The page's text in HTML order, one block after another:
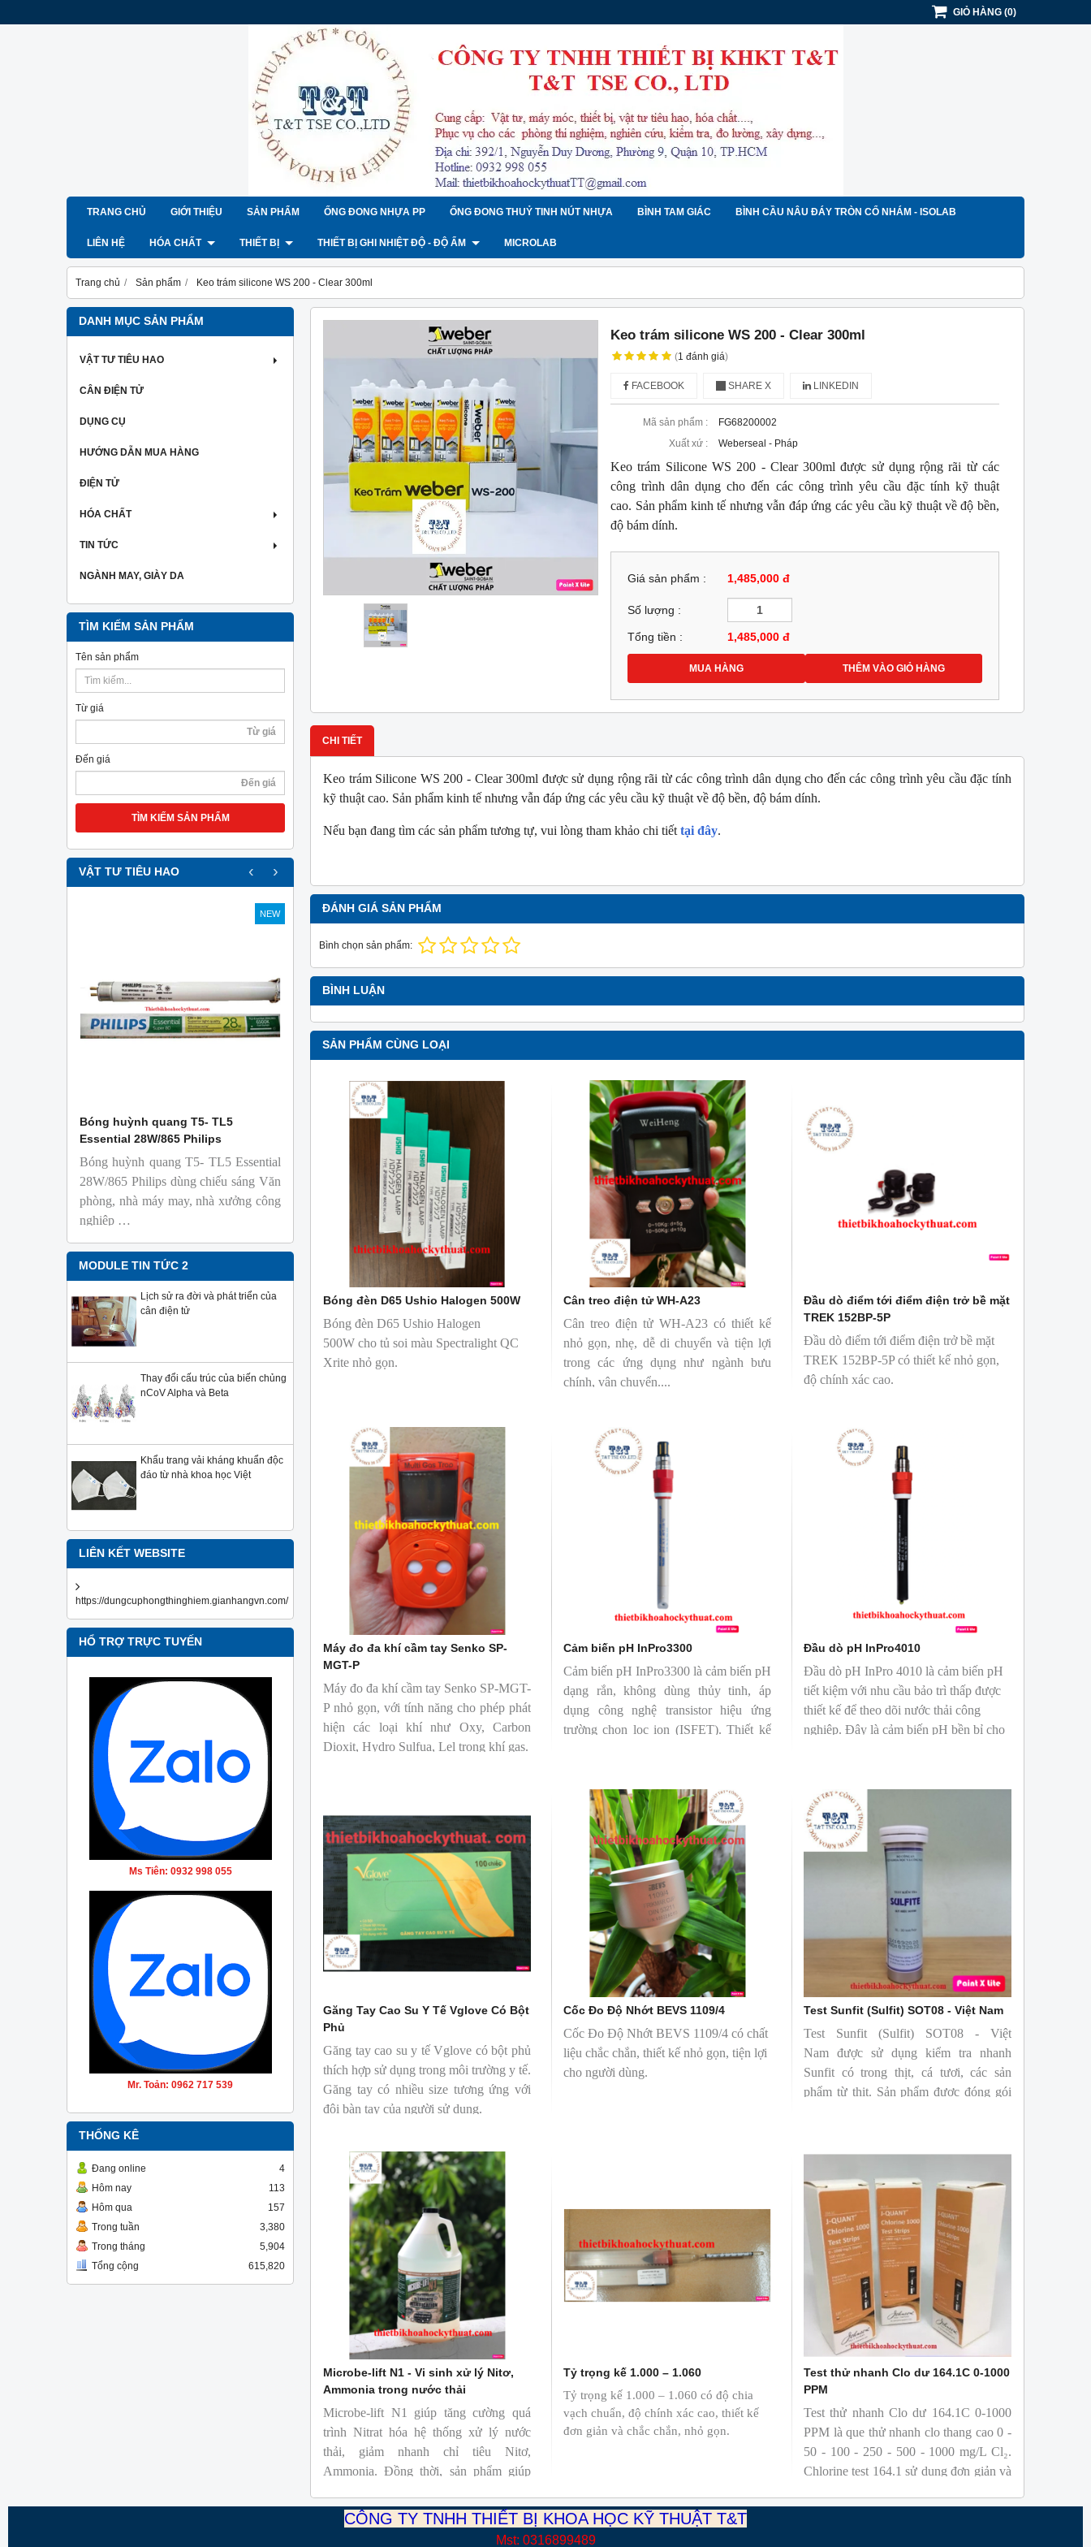
GIỎ HÀNG (0)
TRANG CHỦ GIỚI THIỆU SẢN PHẨM ỐNG ĐONG NHỰA PP ỐNG ĐONG THUỶ TINH NÚT NHỰA BÌNH TAM GIÁC BÌNH CẦU NÂU ĐÁY TRÒN CỔ NHÁM - ISOLAB
LIÊN HỆ HÓA CHẤT THIẾT BỊ THIẾT BỊ GHI NHIỆT ĐỘ - ĐỘ ẨM MICROLAB
Trang chủ Sản phẩm Keo trám silicone WS 200 - Clear 300ml
DANH MỤC SẢN PHẨM
VẬT TƯ TIÊU HAO
CÂN ĐIỆN TỬ
DỤNG CỤ
HƯỚNG DẪN MUA HÀNG
ĐIỆN TỬ
HÓA CHẤT
TIN TỨC
NGÀNH MAY, GIÀY DA
TÌM KIẾM SẢN PHẨM
Tên sản phẩm
Từ giá
Đến giá
TÌM KIẾM SẢN PHẨM
VẬT TƯ TIÊU HAO
NEW
Bóng huỳnh quang T5- TL5
Essential 28W/865 Philips
Bóng huỳnh quang T5- TL5 Essential
28W/865 Philips dùng chiếu sáng Văn
phòng, nhà máy may, nhà xưởng công
nghiệp …
Bóng đèn soi màu TL-D 90 Graphica
18W/965 T8 Philips
TL-D 90 Graphica 18W/965 mô
phỏng tương đương với ánh sáng tự
Với độ hoàn màu cực cao nên được
sử dụng để So Màu, Kiểm Màu
Sản phẩm được sản xuất bởi hãng
Bóng đèn soi màu TL-D 90 Graphica
18W/950 T8 Philips
TL-D 90 Graphica 18W/950 mô
phỏng tương đương với ánh sáng tự
Với độ hoàn màu cực cao nên được
sử dụng để So Màu, Kiểm Màu
Sản phẩm được sản xuất bởi hãng
Philips, xuất xứ Ba lan
Bóng đèn soi màu TL-D 36W BLB
ra tia UVA , ánh sáng xanh tím,
bước sóng 300-400nm
Sản phẩm được sản xuất bởi hãng
Philips, xuất xứ
‹ ›
MODULE TIN TỨC 2
Lịch sử ra đời và phát triển của
cân điện tử
Thay đổi cấu trúc của biến chủng
nCoV Alpha và Beta
Khẩu trang vải kháng khuẩn độc
đáo từ nhà khoa học Việt
LIÊN KẾT WEBSITE
https://dungcuphongthinghiem.gianhangvn.com/
HỔ TRỢ TRỰC TUYẾN
Ms Tiên: 0932 998 055
Mr. Toản: 0962 717 539
THỐNG KÊ
Đang online
4
Hôm nay
113
Hôm qua
157
Trong tuần
3,380
Trong tháng
5,904
Tổng cộng
615,820
Keo trám silicone WS 200 - Clear 300ml
(1đánh giá)
FACEBOOK SHARE X LINKEDIN
Mã sản phẩm :
FG68200002
Xuất xứ :
Weberseal - Pháp
Keo trám Silicone WS 200 - Clear 300ml được sử dụng rộng rãi từ các
công trình dân dụng cho đến các công trình yêu cầu đặc tính kỹ thuật
cao. Sản phẩm kinh tế nhưng vẫn đáp ứng các yêu cầu kỹ thuật về độ bền,
độ bám dính.
Giá sản phẩm : 1,485,000 đ
Số lượng :
Tổng tiền : 1,485,000 đ
MUA HÀNG THÊM VÀO GIỎ HÀNG
CHI TIẾT
Keo trám Silicone WS 200 - Clear 300ml được sử dụng rộng rãi từ các công trình dân dụng cho đến các công trình yêu cầu đặc tính
kỹ thuật cao. Sản phẩm kinh tế nhưng vẫn đáp ứng các yêu cầu kỹ thuật về độ bền, độ bám dính.
Nếu bạn đang tìm các sản phẩm tương tự, vui lòng tham khảo chi tiết tại đây.
ĐÁNH GIÁ SẢN PHẨM
Bình chọn sản phẩm:
BÌNH LUẬN
SẢN PHẨM CÙNG LOẠI
Bóng đèn D65 Ushio Halogen 500W
Bóng đèn D65 Ushio Halogen
500W cho tủ soi màu Spectralight QC
Xrite nhỏ gọn.
Cân treo điện tử WH-A23
Cân treo điện tử WH-A23 có thiết kế
nhỏ gọn, nhẹ, dễ di chuyển và tiện lợi
trong các ứng dụng như ngành bưu
chính, vận chuyển....
Đầu dò điểm tới điểm điện trở bề mặt
TREK 152BP-5P
Đầu dò điểm tới điểm điện trở bề mặt
TREK 152BP-5P có thiết kế nhỏ gọn,
độ chính xác cao.
Máy đo đa khí cầm tay Senko SP-
MGT-P
Máy đo đa khí cầm tay Senko SP-MGT-
P nhỏ gọn, với tính năng cho phép phát
hiện các loại khí như Oxy, Carbon
Dioxit, Hydro Sulfua, Lel trong khí gas.
Cảm biến pH InPro3300
Cảm biến pH InPro3300 là cảm biến pH
dạng rắn, không dùng thủy tinh, áp
dụng công nghệ transistor hiệu ứng
trường chọn lọc ion (ISFET). Thiết kế
trong ngành thực phẩm và đồ uống.
Đầu dò pH InPro4010
Đầu dò pH InPro 4010 là cảm biến pH
tiết kiệm với nhu cầu bảo trì thấp được
thiết kế để theo dõi nước thải công
nghiệp. Đây là cảm biến pH bền bỉ cho
Găng Tay Cao Su Y Tế Vglove Có Bột
Phủ
Găng tay cao su y tế Vglove có bột phủ
thích hợp sử dụng trong môi trường y tế.
Găng tay có nhiều size tương ứng với
đôi bàn tay của người sử dụng.
Cốc Đo Độ Nhớt BEVS 1109/4
Cốc Đo Độ Nhớt BEVS 1109/4 có chất
liệu chắc chắn, thiết kế nhỏ gọn, tiện lợi
cho người dùng.
Test Sunfit (Sulfit) SOT08 - Việt Nam
Test Sunfit (Sulfit) SOT08 - Việt
Nam được sử dụng kiểm tra nhanh
Sunfit có trong thịt, cá tươi, các sản
phẩm từ thịt. Sản phẩm được đóng gói
Microbe-lift N1 - Vi sinh xử lý Nitơ,
Ammonia trong nước thải
Microbe-lift N1 giúp tăng cường quá
trình Nitrat hóa hệ thống xử lý nước
thải, giảm nhanh chỉ tiêu Nitơ,
Ammonia. Đồng thời, sản phẩm giúp
Tỷ trọng kế 1.000 – 1.060
Tỷ trọng kế 1.000 – 1.060 có độ chia
vạch chuẩn, độ chính xác cao, thiết kế
đơn giản và chắc chắn, nhỏ gọn.
Test thử nhanh Clo dư 164.1C 0-1000
PPM
Test thử nhanh Clo dư 164.1C 0-1000
PPM là que thử nhanh clo thang cao 0 -
50 - 100 - 250 - 500 - 1000 mg/L Cl₂.
Chlorine test 164.1 sử dụng đơn giản và
test/hộp.
CÔNG TY TNHH THIẾT BỊ KHOA HỌC KỸ THUẬT T&T
Mst: 0316899489